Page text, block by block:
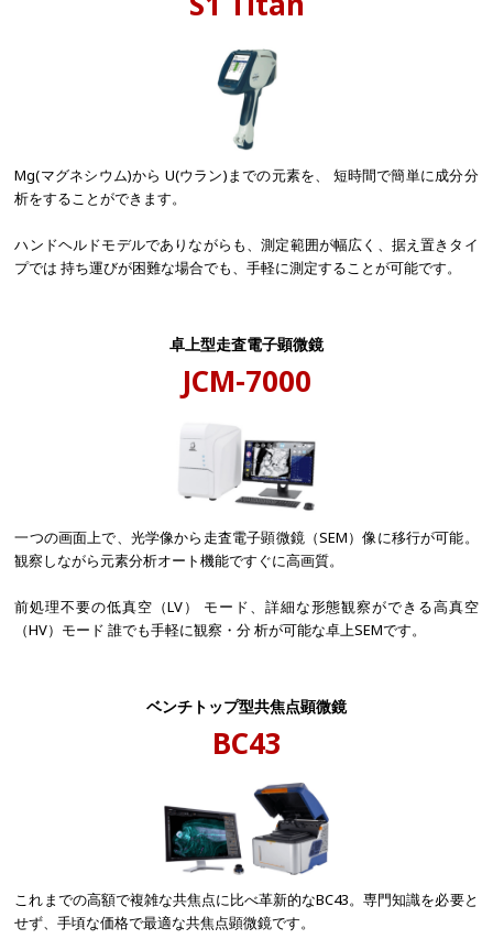
Mg(マグネシウム)から U(ウラン)までの元素を、 短時間で簡単に成分分
析をすることができます。
ハンドヘルドモデルでありながらも、測定範囲が幅広く、据え置きタイ
プでは 持ち運びが困難な場合でも、手軽に測定することが可能です。
卓上型走査電子顕微鏡
JCM-7000
一つの画面上で、光学像から走査電子顕微鏡（SEM）像に移行が可能。
観察しながら元素分析オート機能ですぐに高画質。
前処理不要の低真空（LV） モード、詳細な形態観察ができる高真空
（HV）モード 誰でも手軽に観察・分 析が可能な卓上SEMです。
ベンチトップ型共焦点顕微鏡
BC43
これまでの高額で複雑な共焦点に比べ革新的なBC43。専門知識を必要と
せず、手頃な価格で最適な共焦点顕微鏡です。